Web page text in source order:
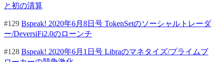
と初の清算
#129 Bspeak! 2020年6月8日号 TokenSetのソーシャルトレーダ
ー/DeversiFi2.0のローンチ
#128 Bspeak! 2020年6月1日号 Libraのマネタイズ/プライムブ